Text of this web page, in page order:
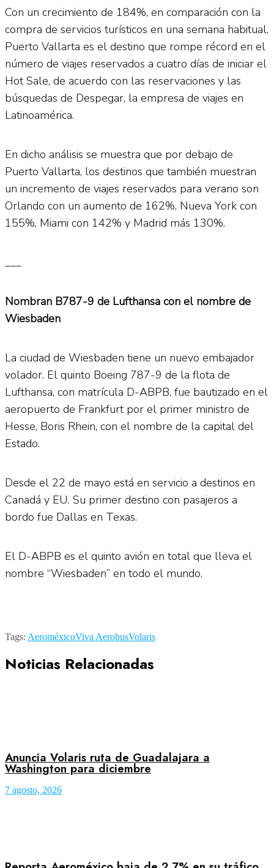
Con un crecimiento de 184%, en comparación con la
compra de servicios turísticos en una semana habitual,
Puerto Vallarta es el destino que rompe récord en el
número de viajes reservados a cuatro días de iniciar el
Hot Sale, de acuerdo con las reservaciones y las
búsquedas de Despegar, la empresa de viajes en
Latinoamérica.
En dicho análisis se muestra que por debajo de
Puerto Vallarta, los destinos que también muestran
un incremento de viajes reservados para verano son
Orlando con un aumento de 162%, Nueva York con
155%, Miami con 142% y Madrid más 130%.
___
Nombran B787-9 de Lufthansa con el nombre de
Wiesbaden
La ciudad de Wiesbaden tiene un nuevo embajador
volador. El quinto Boeing 787-9 de la flota de
Lufthansa, con matrícula D-ABPB, fue bautizado en el
aeropuerto de Frankfurt por el primer ministro de
Hesse, Boris Rhein, con el nombre de la capital del
Estado.
Desde el 22 de mayo está en servicio a destinos en
Canadá y EU. Su primer destino con pasajeros a
bordo fue Dallas en Texas.
El D-ABPB es el quinto avión en total que lleva el
nombre “Wiesbaden” en todo el mundo.
Tags: AeroméxicoViva AerobusVolaris
Noticias Relacionadas
Anuncia Volaris ruta de Guadalajara a
Washington para diciembre
7 agosto, 2026